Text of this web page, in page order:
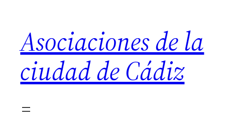
contenido
Asociaciones de la
ciudad de Cádiz